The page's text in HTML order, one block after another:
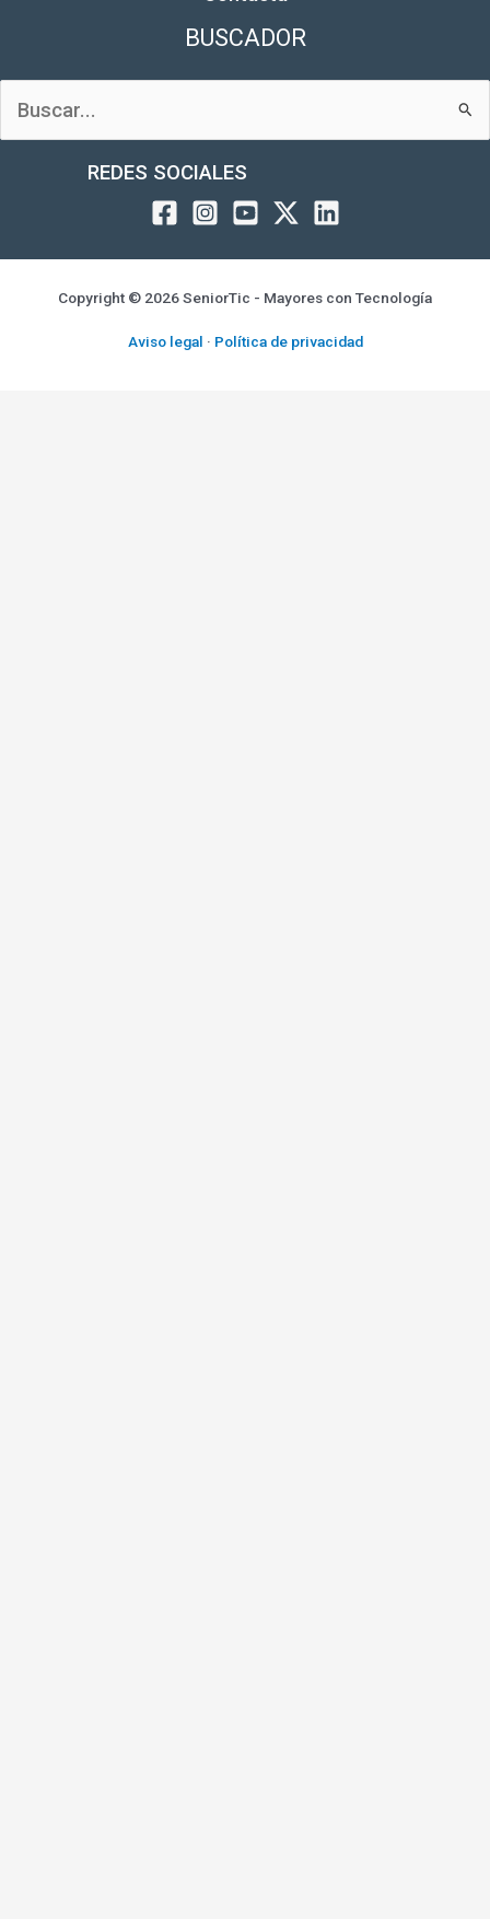
BUSCADOR
REDES SOCIALES
Copyright © 2026 SeniorTic - Mayores con Tecnología
Aviso legal · Política de privacidad